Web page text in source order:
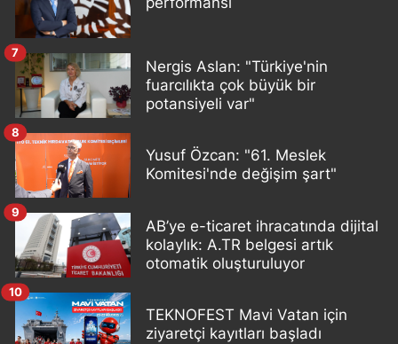
Nergis Aslan: "Türkiye'nin
fuarcılıkta çok büyük bir
potansiyeli var"
7
Yusuf Özcan: "61. Meslek
Komitesi'nde değişim şart"
8
AB’ye e-ticaret ihracatında dijital
kolaylık: A.TR belgesi artık
otomatik oluşturuluyor
9
TEKNOFEST Mavi Vatan için
ziyaretçi kayıtları başladı
10